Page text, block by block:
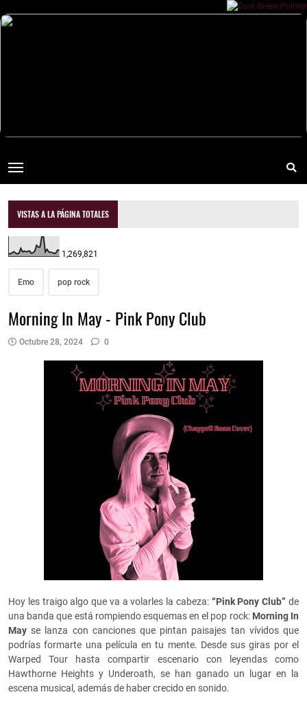
VISTAS A LA PÁGINA TOTALES
1,269,821
Emo pop rock
Morning In May - Pink Pony Club
Octubre 28, 2024 0
Hoy les traigo algo que va a volarles la cabeza: “Pink Pony Club”de
una banda que está rompiendo esquemas en el pop rock: Morning In
May se lanza con canciones que pintan paisajes tan vívidos que
podrías formarte una película en tu mente. Desde sus giras por el
Warped Tour hasta compartir escenario con leyendas como
Hawthorne Heights y Underoath, se han ganado un lugar en la
escena musical, además de haber crecido en sonido.